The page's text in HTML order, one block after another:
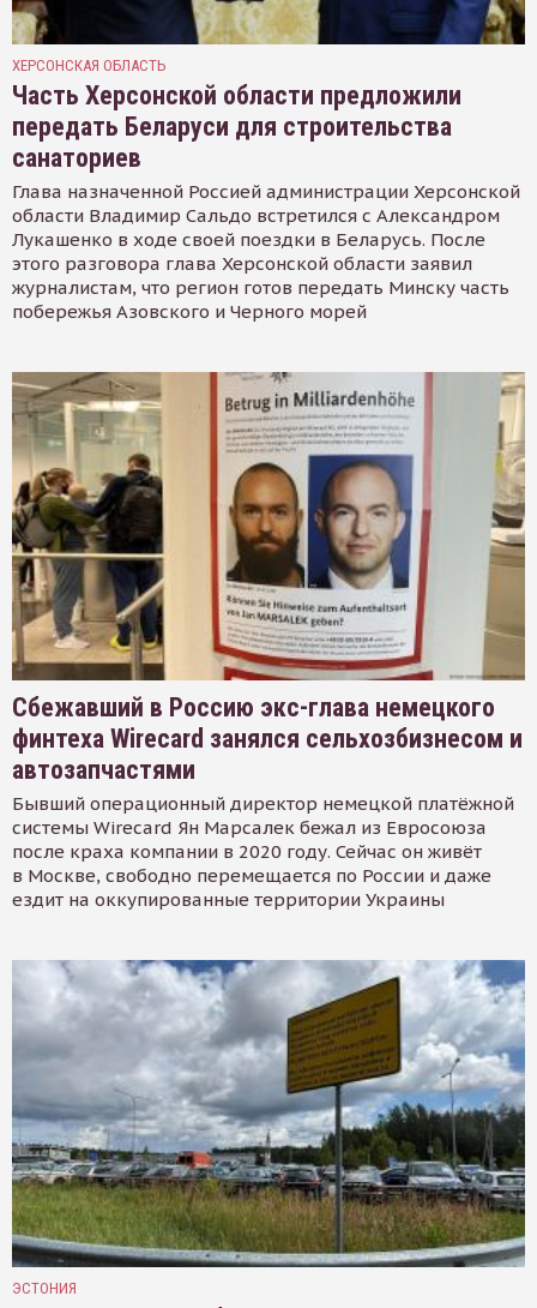
ХЕРСОНСКАЯ ОБЛАСТЬ
Часть Херсонской области предложили
передать Беларуси для строительства
санаториев
Глава назначенной Россией администрации Херсонской
области Владимир Сальдо встретился с Александром
Лукашенко в ходе своей поездки в Беларусь. После
этого разговора глава Херсонской области заявил
журналистам, что регион готов передать Минску часть
побережья Азовского и Черного морей
Сбежавший в Россию экс-глава немецкого
финтеха Wirecard занялся сельхозбизнесом и
автозапчастями
Бывший операционный директор немецкой платёжной
системы Wirecard Ян Марсалек бежал из Евросоюза
после краха компании в 2020 году. Сейчас он живёт
в Москве, свободно перемещается по России и даже
ездит на оккупированные территории Украины
ЭСТОНИЯ